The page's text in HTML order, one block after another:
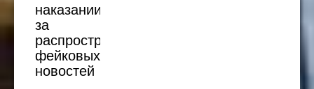
наказании
за
распространение
фейковых
новостей